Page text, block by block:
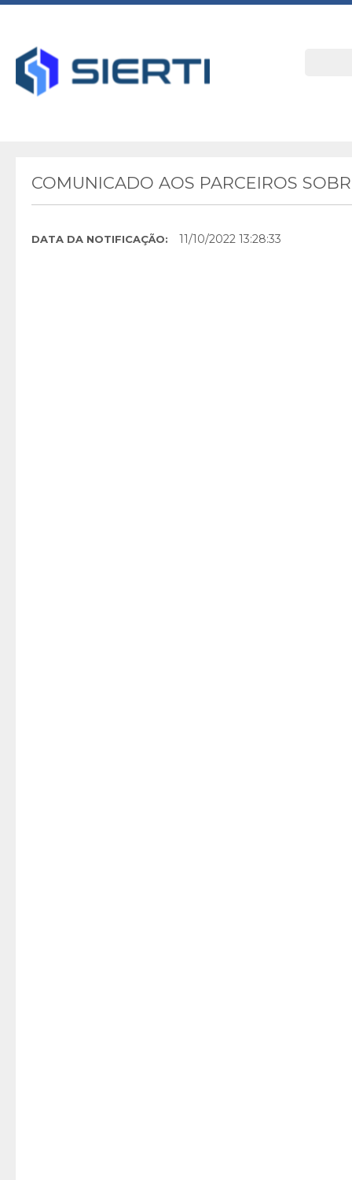
COMUNICADO AOS PARCEIROS
DATA DA NOTIFICAÇÃO: 11/10/2022 13:28:33